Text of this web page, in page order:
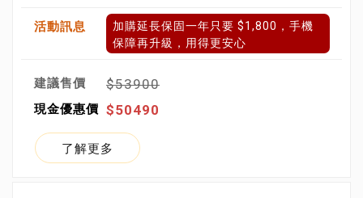
加購延長保固一年只要 $1,800，手機
保障再升級，用得更安心
$53900
$50490
了解更多